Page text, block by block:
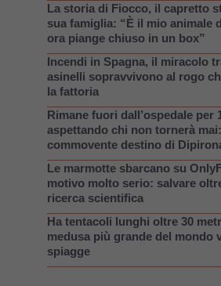
La storia di Fiocco, il capretto
sua famiglia: “È il mio animale
ora piange chiuso in un box”
Incendi in Spagna, il miracolo
asinelli sopravvivono al rogo
la fattoria
Rimane fuori dall’ospedale per
aspettando chi non tornerà
commovente destino di
Le marmotte sbarcano su
motivo molto serio: salvare
ricerca scientifica
Ha tentacoli lunghi oltre 30
medusa più grande del mondo
spiagge